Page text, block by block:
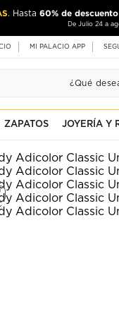
. Hasta 60% de descuento
De Julio 24 a
MI PALACIO APP
ZAPATOS JOYERÍA Y